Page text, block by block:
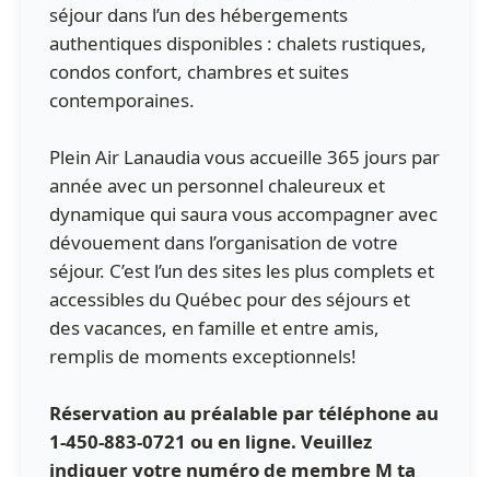
séjour dans l’un des hébergements
authentiques disponibles : chalets rustiques,
condos confort, chambres et suites
contemporaines.
Plein Air Lanaudia vous accueille 365 jours par
année avec un personnel chaleureux et
dynamique qui saura vous accompagner avec
dévouement dans l’organisation de votre
séjour. C’est l’un des sites les plus complets et
accessibles du Québec pour des séjours et
des vacances, en famille et entre amis,
remplis de moments exceptionnels!
Réservation au préalable par téléphone au
1-450-883-0721 ou en ligne. Veuillez
indiquer votre numéro de membre M ta